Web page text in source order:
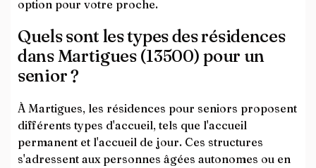
option pour votre proche.
Quels sont les types des résidences
dans Martigues (13500) pour un
senior ?
À Martigues, les résidences pour seniors proposent
différents types d'accueil, tels que l'accueil
permanent et l'accueil de jour. Ces structures
s'adressent aux personnes âgées autonomes ou en